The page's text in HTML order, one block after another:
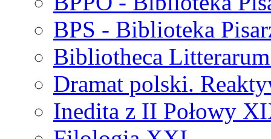
BPS - Biblioteka
Bibliotheca
Dramat polski.
Inedita z II Połowy